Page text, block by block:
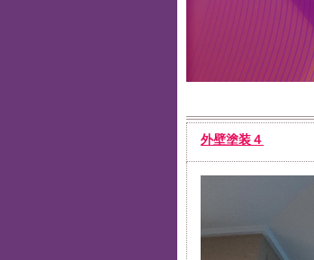
外壁塗装４